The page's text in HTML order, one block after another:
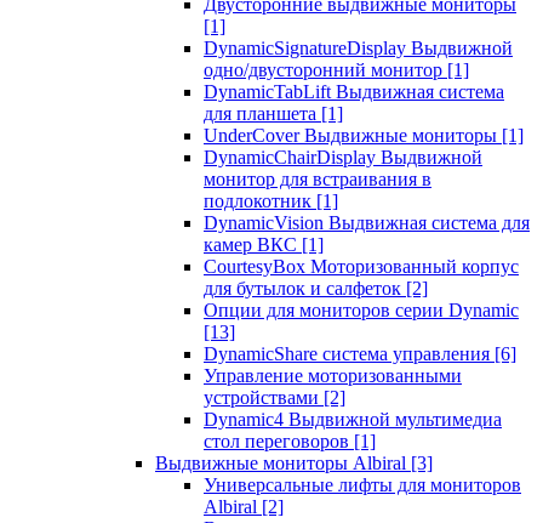
Двусторонние выдвижные мониторы
[1]
DynamicSignatureDisplay Выдвижной
одно/двусторонний монитор [1]
DynamicTabLift Выдвижная система
для планшета [1]
UnderCover Выдвижные мониторы [1]
DynamicChairDisplay Выдвижной
монитор для встраивания в
подлокотник [1]
DynamicVision Выдвижная система для
камер ВКС [1]
CourtesyBox Моторизованный корпус
для бутылок и салфеток [2]
Опции для мониторов серии Dynamic
[13]
DynamicShare система управления [6]
Управление моторизованными
устройствами [2]
Dynamic4 Выдвижной мультимедиа
стол переговоров [1]
Выдвижные мониторы Albiral [3]
Универсальные лифты для мониторов
Albiral [2]